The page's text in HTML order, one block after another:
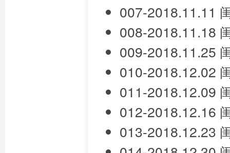
007-2018.11.11
008-2018.11.18
009-2018.11.25
010-2018.12.02
011-2018.12.09
012-2018.12.16
013-2018.12.23